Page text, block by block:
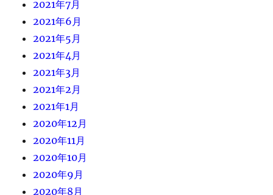
2021年7月
2021年6月
2021年5月
2021年4月
2021年3月
2021年2月
2021年1月
2020年12月
2020年11月
2020年10月
2020年9月
2020年8月